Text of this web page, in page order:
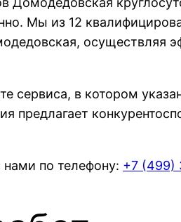
Мы из 12
осуществляя
сервиса, в котором
по телефону: +7 (499)